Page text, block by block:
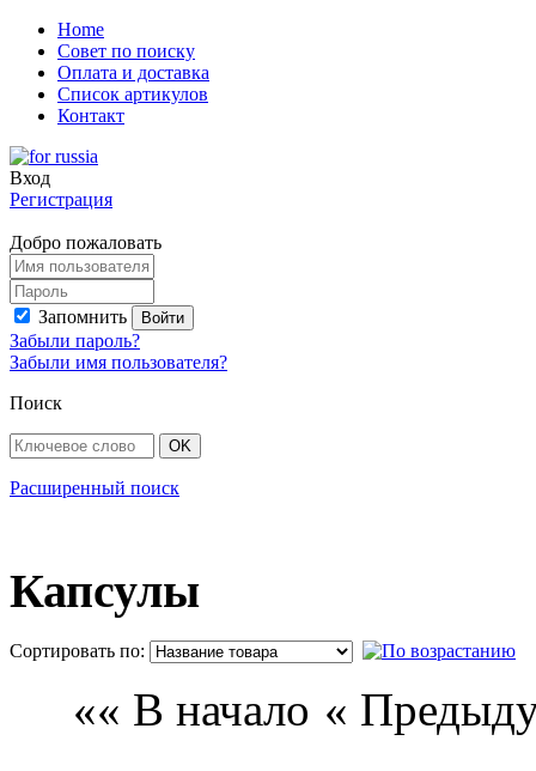
Home
Совет по поиску
Оплата и доставка
Список артикулов
Контакт
Вход
Регистрация
Добро пожаловать
Запомнить
Забыли пароль?
Забыли имя пользователя?
Поиск
Расширенный поиск
Капсулы
Сортировать по:
«« В начало «